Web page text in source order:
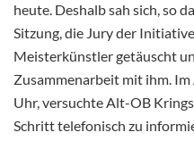
heute. Deshalb sah sich, so
Sitzung, die Jury der
Meisterkünstler getäuscht
Zusammenarbeit mit ihm. Im
Uhr, versuchte Alt-OB
Schritt telefonisch zu